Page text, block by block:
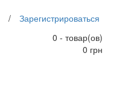
/
Зарегистрироваться
0 - товар(ов)
0 грн